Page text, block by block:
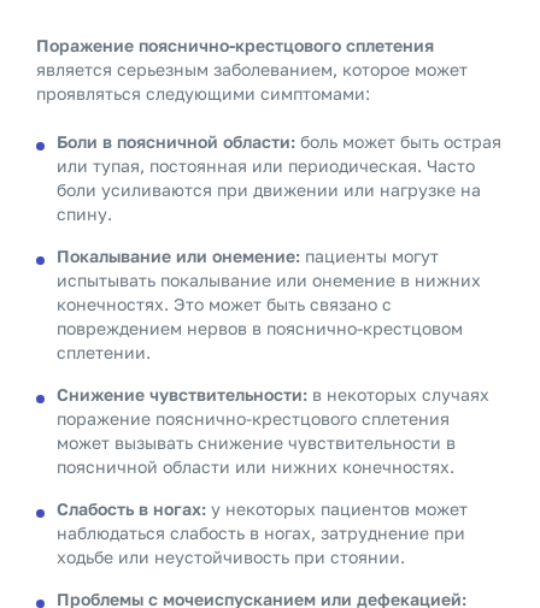
Поражение пояснично-крестцового сплетения
является серьезным заболеванием, которое может
проявляться следующими симптомами:
Боли в поясничной области: боль может быть острая
или тупая, постоянная или периодическая. Часто
боли усиливаются при движении или нагрузке на
спину.
Покалывание или онемение: пациенты могут
испытывать покалывание или онемение в нижних
конечностях. Это может быть связано с
повреждением нервов в пояснично-крестцовом
сплетении.
Снижение чувствительности: в некоторых случаях
поражение пояснично-крестцового сплетения
может вызывать снижение чувствительности в
поясничной области или нижних конечностях.
Слабость в ногах: у некоторых пациентов может
наблюдаться слабость в ногах, затруднение при
ходьбе или неустойчивость при стоянии.
Проблемы с мочеиспусканием или дефекацией: